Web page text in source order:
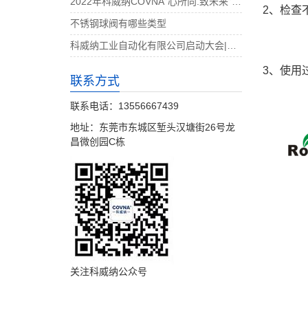
2、检查
3、使用
不锈钢球阀有哪些类型
联系方式
联系电话：13556667439
地址：东莞市东城区堑头汉塘街26号龙
昌微创园C栋
关注科威纳公众号